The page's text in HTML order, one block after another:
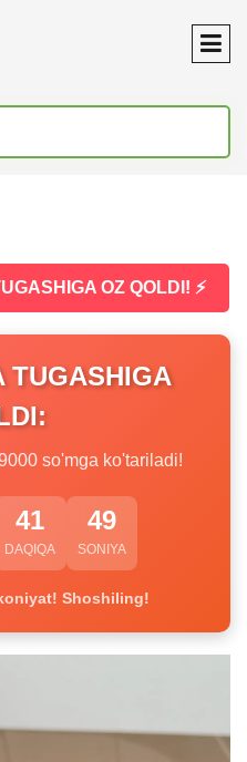
OZ QOLDI! ⚡
TUGASHIGA
so'mga ko'tariladi!
41
DAQIQA
49
SONIYA
Shoshiling!